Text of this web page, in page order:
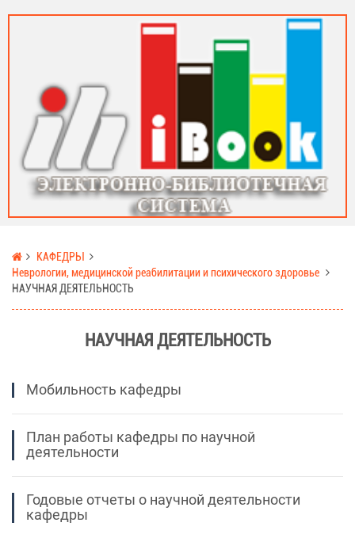
КАФЕДРЫ
Неврологии, медицинской реабилитации и психического здоровье
НАУЧНАЯ ДЕЯТЕЛЬНОСТЬ
НАУЧНАЯ ДЕЯТЕЛЬНОСТЬ
Мобильность кафедры
План работы кафедры по научной
деятельности
Годовые отчеты о научной деятельности
кафедры